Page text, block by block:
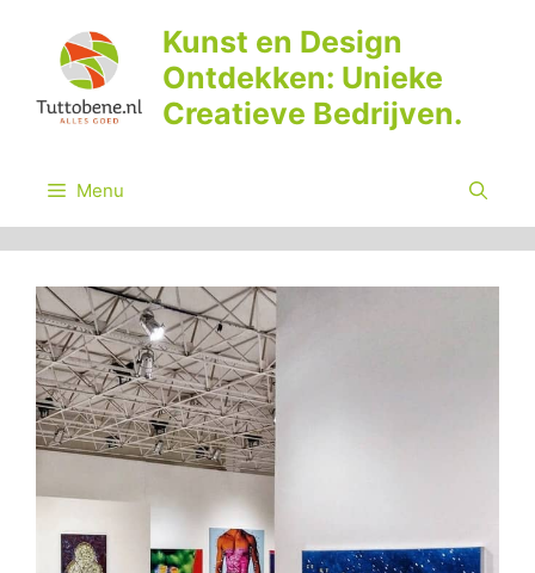
inhoud
Kunst en Design
Ontdekken: Unieke
Creatieve Bedrijven.
Menu